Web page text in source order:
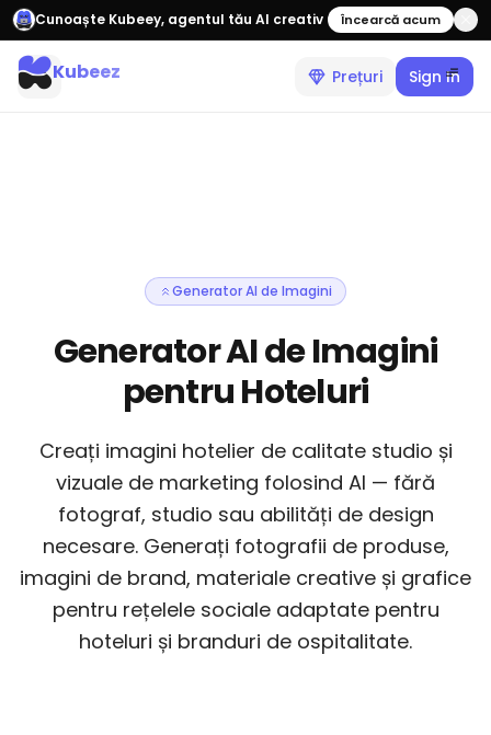
Cunoaște Kubeey, agentul tău AI creativ Încearcă acum
Prețuri Sign In
Kubeez
Generator AI de Imagini
Generator AI de Imagini
pentru Hoteluri
Creați imagini hotelier de calitate studio și
vizuale de marketing folosind AI — fără
fotograf, studio sau abilități de design
necesare. Generați fotografii de produse,
imagini de brand, materiale creative și grafice
pentru rețelele sociale adaptate pentru
hoteluri și branduri de ospitalitate.